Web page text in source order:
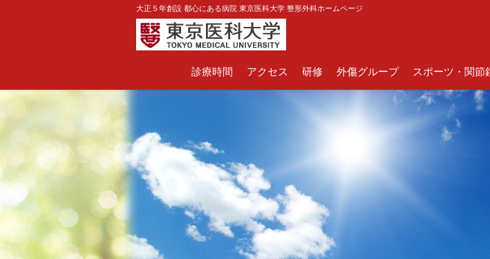
大正５年創設 都心にある病院 東京医科大学 整形外科ホームページ
診療時間 アクセス 研修 外傷グループ スポーツ・関節